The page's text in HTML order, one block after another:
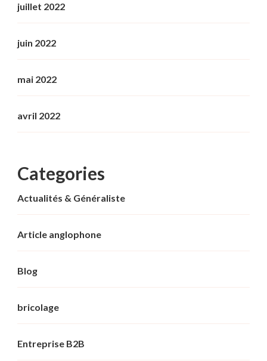
juillet 2022
juin 2022
mai 2022
avril 2022
Categories
Actualités & Généraliste
Article anglophone
Blog
bricolage
Entreprise B2B